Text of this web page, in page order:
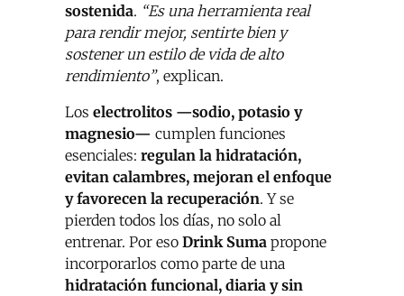
sostenida. “Es una herramienta real
para rendir mejor, sentirte bien y
sostener un estilo de vida de alto
rendimiento”, explican.
Los electrolitos —sodio, potasio y
magnesio— cumplen funciones
esenciales: regulan la hidratación,
evitan calambres, mejoran el enfoque
y favorecen la recuperación. Y se
pierden todos los días, no solo al
entrenar. Por eso Drink Suma propone
incorporarlos como parte de una
hidratación funcional, diaria y sin